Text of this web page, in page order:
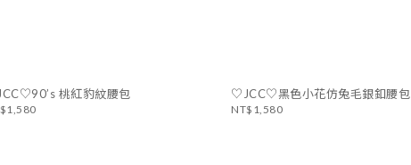
桃紅豹紋腰包 ♡JCC♡黑色小花仿兔毛銀釦腰包
NT$1,580